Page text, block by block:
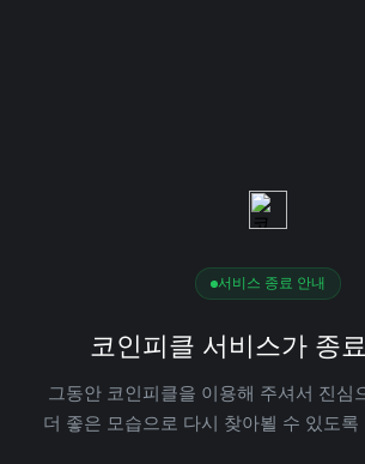
서비스 종료 안내
코인피클 서비스가 종
그동안 코인피클을 이용해 주셔서 진심
더 좋은 모습으로 다시 찾아뵐 수 있도록